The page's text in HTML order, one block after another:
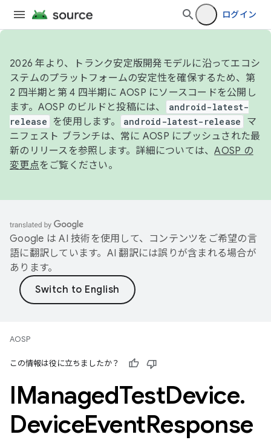
ログイン
2026 年より、トランク安定版開発モデルに沿ってエコシ
ステムのプラットフォームの安定性を確保するため、第
2 四半期と第 4 四半期に AOSP にソースコードを公開し
ます。AOSP のビルドと投稿には、
android-latest-
release
を使用します。 android-latest-release
マ
ニフェスト ブランチは、常に AOSP にプッシュされた最
新のリリースを参照します。詳細については、AOSP の
変更点をご覧ください。
Google は AI 技術を使用して、コンテンツをご希望の言
語に翻訳しています。AI 翻訳には誤りが含まれる場合が
あります。
AOSP
この情報は役に立ちましたか？
IManagedTestDevice.
DeviceEventResponse